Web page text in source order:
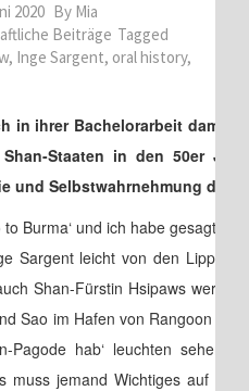
2020 By Mia
Beiträge Tagged
, Inge Sargent, oral history,
in ihrer Bachelorarbeit damit,
Shan-Staaten in den 50er
und Selbstwahrnehmung der
Burma‘ und ich habe gesagt ‚Ok,
Sargent leicht von den Lippen
Shan-Fürstin Hsipaws
Sao im Hafen von Rangoon
Pagode hab‘ leuchten
muss jemand Wichtiges auf